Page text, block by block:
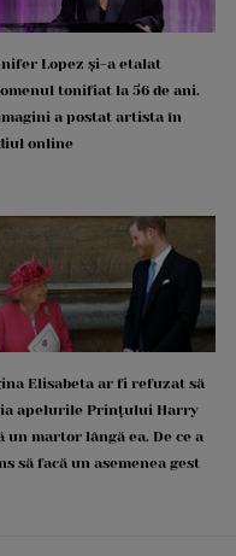
Lopez și-a etalat
tonifiat la 56 de ani.
a postat artista în
online
Elisabeta ar fi refuzat să
apelurile Prințului Harry
un martor lângă ea. De ce a
să facă un asemenea gest